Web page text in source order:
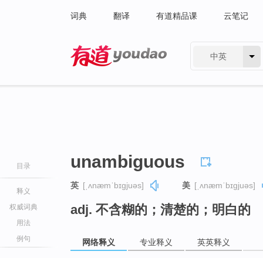
词典 翻译 有道精品课 云笔记
中英
目录
释义
权威词典
用法
例句
unambiguous
英 [ˌʌnæmˈbɪɡjuəs] 美 [ˌʌnæmˈbɪɡjuəs]
adj. 不含糊的；清楚的；明白的
网络释义 专业释义 英英释义